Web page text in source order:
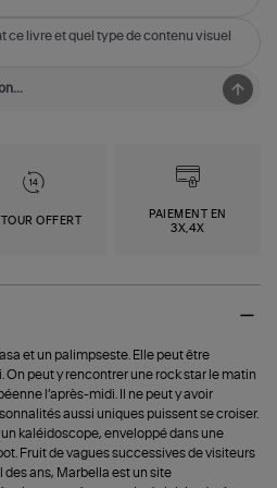
ce livre et quel type de contenu visuel
OFFERT
PAIEMENT EN
3X,4X
et un palimpseste. Elle peut être
On peut y rencontrer une rock star le matin
l’après-midi. Il ne peut y avoir
aussi uniques puissent se croiser.
kaléidoscope, enveloppé dans une
Fruit de vagues successives de visiteurs
ans, Marbella est un site